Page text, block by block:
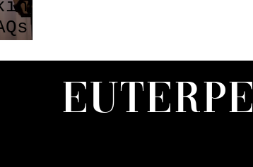
Euterpe